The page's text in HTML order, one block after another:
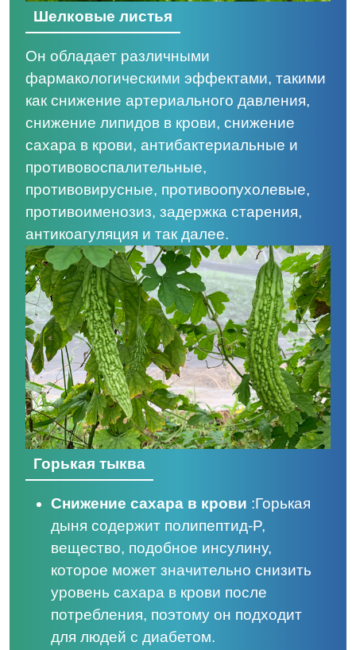
Шелковые листья
Он обладает различными
фармакологическими эффектами, такими
как снижение артериального давления,
снижение липидов в крови, снижение
сахара в крови, антибактериальные и
противовоспалительные,
противовирусные, противоопухолевые,
противоименозиз, задержка старения,
антикоагуляция и так далее.
Горькая тыква
Снижение сахара в крови :Горькая
дыня содержит полипептид-P,
вещество, подобное инсулину,
которое может значительно снизить
уровень сахара в крови после
потребления, поэтому он подходит
для людей с диабетом.